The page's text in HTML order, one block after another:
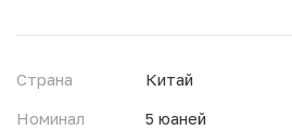
Страна
Китай
Номинал
5 юаней